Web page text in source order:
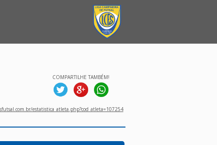
COMPARTILHE TAMBÉM!
estatistica_atleta.php?cod_atleta=107254